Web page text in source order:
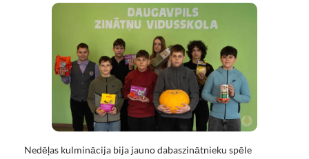
Nedēļas kulminācija bija jauno dabaszinātnieku spēle